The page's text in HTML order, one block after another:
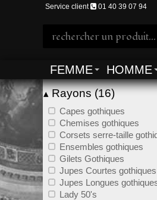
Service client 01 40 39 07 94
FEMME HOMME
▴Rayons (16)
Capes gothiques
Chemises gothiques
Corsets serre-taille
Ensembles gothiques
Gilets Gothiques
Jupes Courtes gothiques
Jupes Longues
Lady 50's